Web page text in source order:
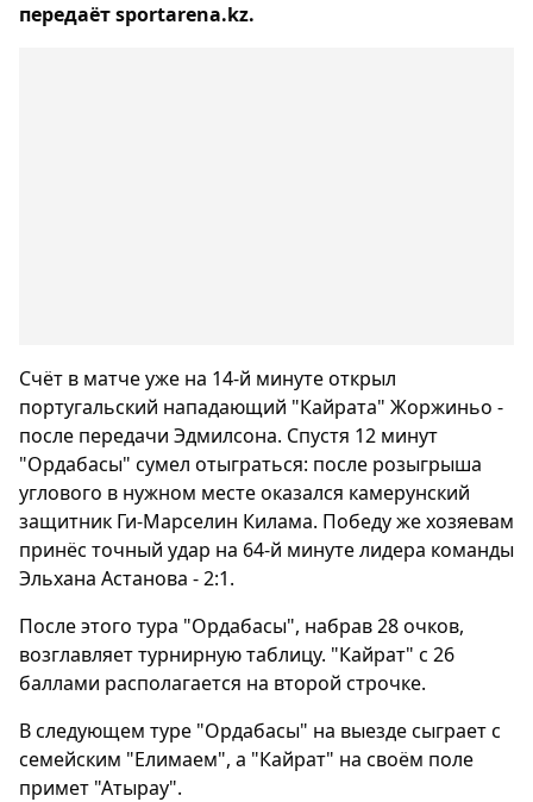
передаёт sportarena.kz.
Счёт в матче уже на 14-й минуте открыл
португальский нападающий "Кайрата" Жоржиньо -
после передачи Эдмилсона. Спустя 12 минут
"Ордабасы" сумел отыграться: после розыгрыша
углового в нужном месте оказался камерунский
защитник Ги-Марселин Килама. Победу же хозяевам
принёс точный удар на 64-й минуте лидера команды
Эльхана Астанова - 2:1.
После этого тура "Ордабасы", набрав 28 очков,
возглавляет турнирную таблицу. "Кайрат" с 26
баллами располагается на второй строчке.
В следующем туре "Ордабасы" на выезде сыграет с
семейским "Елимаем", а "Кайрат" на своём поле
примет "Атырау".